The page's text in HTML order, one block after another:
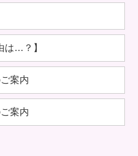
は…？】
案内
案内